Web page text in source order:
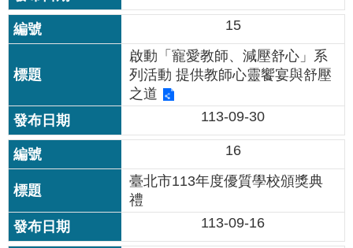
15
啟動「寵愛教師、減壓舒心」系
列活動 提供教師心靈饗宴與舒壓
之道
113-09-30
16
臺北市113年度優質學校頒獎典
禮
113-09-16